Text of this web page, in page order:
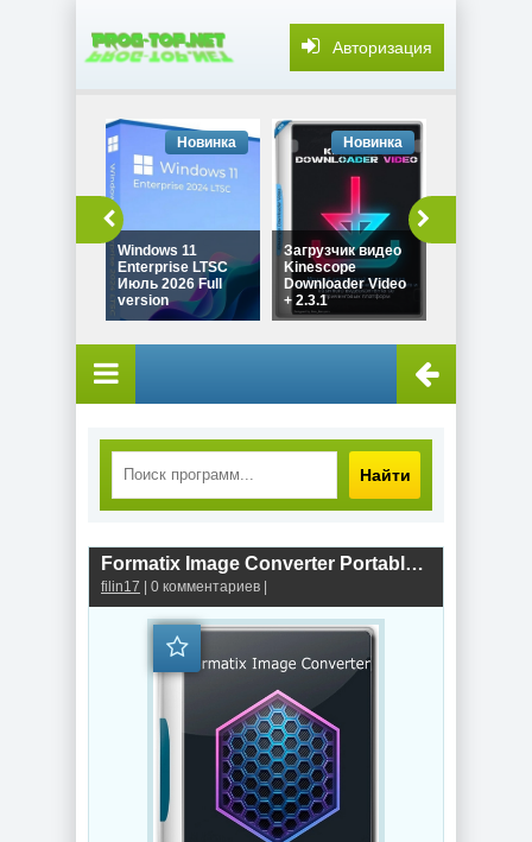
Авторизация
Windows 11
Enterprise LTSC
Июль 2026 Full
version
Новинка
Загрузчик видео
Kinescope
Downloader Video
+ 2.3.1
Новинка
Найти
Formatix Image Converter Portable 1.17.0
filin17 | 0 комментариев |